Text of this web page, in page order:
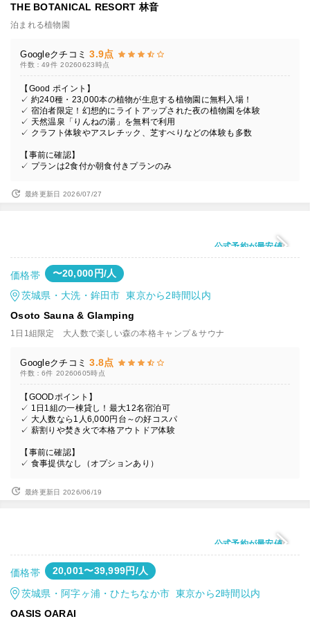
THE BOTANICAL RESORT 林音
泊まれる植物園
Googleクチコミ 3.9点
件数：49件 20260623時点
【Good ポイント】
✓ 約240種・23,000本の植物が生息する植物園に無料入場！
✓ 宿泊者限定！幻想的にライトアップされた夜の植物園を体験
✓ 天然温泉「りんねの湯」を無料で利用
✓ クラフト体験やアスレチック、芝すべりなどの体験も多数
【事前に確認】
✓ プランは2食付か朝食付きプランのみ
最終更新日 2026/07/27
公式予約が最安値
価格帯 〜20,000円/人
茨城県・大洗・鉾田市 東京から2時間以内
Osoto Sauna & Glamping
1日1組限定 大人数で楽しい森の本格キャンプ＆サウナ
Googleクチコミ 3.8点
件数：6件 20260605時点
【GOODポイント】
✓ 1日1組の一棟貸し！最大12名宿泊可
✓ 大人数なら1人6,000円台～の好コスパ
✓ 薪割りや焚き火で本格アウトドア体験
【事前に確認】
✓ 食事提供なし（オプションあり）
最終更新日 2026/06/19
公式予約が最安値
価格帯 20,001〜39,999円/人
茨城県・阿字ヶ浦・ひたちなか市 東京から2時間以内
OASIS OARAI